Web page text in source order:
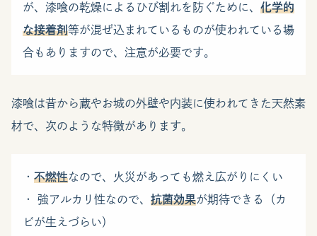
が、漆喰の乾燥によるひび割れを防ぐために、 化学的
な接着剤等が混ぜ込まれているものが使われている場
合もありますので、注意が必要です。
漆喰は昔から蔵やお城の外壁や内装に使われてきた天然素
材で、次のような特徴があります。
・ 不燃性なので、火災があっても燃え広がりにくい
・ 強アルカリ性なので、 抗菌効果が期待できる（カ
ビが生えづらい）